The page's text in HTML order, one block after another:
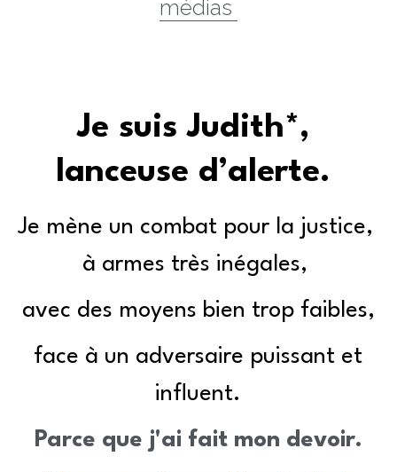
médias
Je suis Judith*,
lanceuse d’alerte.
Je mène un combat pour la justice,
à armes très inégales,
avec des moyens bien trop faibles,
influent.
Parce que j'ai fait mon devoir.